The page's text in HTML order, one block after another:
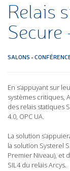
Relais
Secure
SALONS -
En s’appuyant sur
systèmes critiques,
des relais statiques
4.0, OPC UA.
La solution
la solution Systerel
Premier Niveau), et
SIL4 du relais Arcys.